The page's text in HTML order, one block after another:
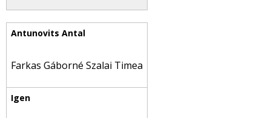
Farkas Gáborné Szalai Timea